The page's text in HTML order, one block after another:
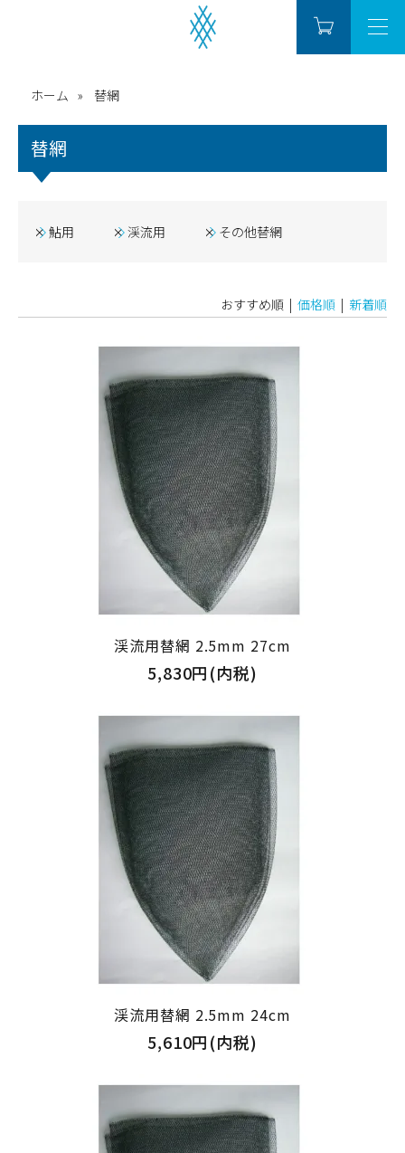
ホーム 替網
替網
鮎用 渓流用 その他替網
おすすめ順 | 価格順 | 新着順
渓流用替網 2.5mm 27cm
5,830円(内税)
渓流用替網 2.5mm 24cm
5,610円(内税)